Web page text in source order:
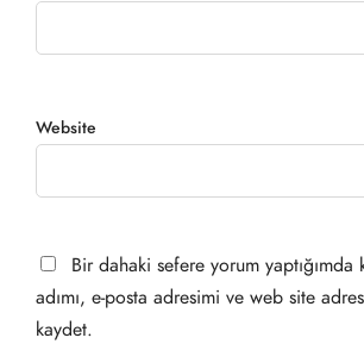
Website
Bir dahaki sefere yorum yaptığımda
adımı, e-posta adresimi ve web site
kaydet.